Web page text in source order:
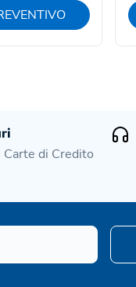
Carte di Credito